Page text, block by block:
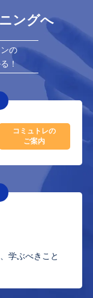
ングへ
の
！
コミュトレの
ご案内
学ぶべきこと